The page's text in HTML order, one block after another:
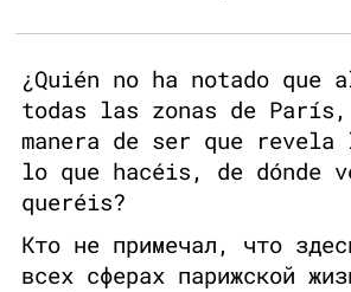
¿Quién no ha notado que
todas las zonas de
manera de ser que
lo que hacéis, de dónde
queréis?
Кто не примечал, что
всех сферах парижской